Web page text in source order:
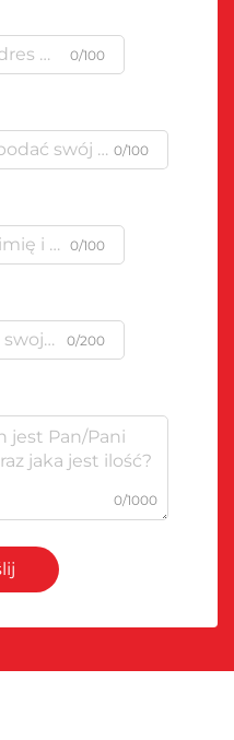
0/100
0/100
0/100
0/200
0/1000